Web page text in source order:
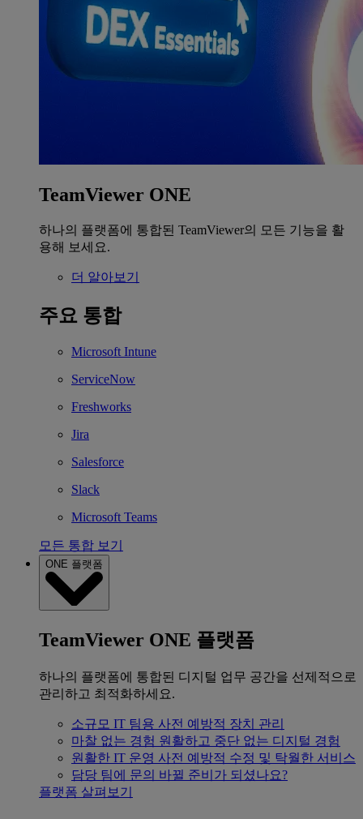
TeamViewer ONE
하나의 플랫폼에 통합된 TeamViewer의 모든 기능을 활
용해 보세요.
더 알아보기
주요 통합
Microsoft Intune
ServiceNow
Freshworks
Jira
Salesforce
Slack
Microsoft Teams
모든 통합 보기
ONE 플랫폼
TeamViewer ONE 플랫폼
하나의 플랫폼에 통합된 디지털 업무 공간을 선제적으로
관리하고 최적화하세요.
소규모 IT 팀용 사전 예방적 장치 관리
마찰 없는 경험 원활하고 중단 없는 디지털 경험
원활한 IT 운영 사전 예방적 수정 및 탁월한 서비스
담당 팀에 문의 바뀔 준비가 되셨나요?
플랫폼 살펴보기